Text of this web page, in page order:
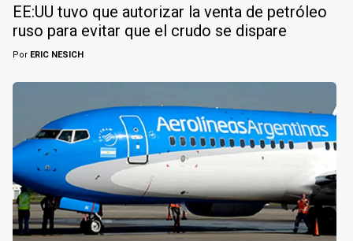
EE:UU tuvo que autorizar la venta de petróleo
ruso para evitar que el crudo se dispare
Por ERIC NESICH